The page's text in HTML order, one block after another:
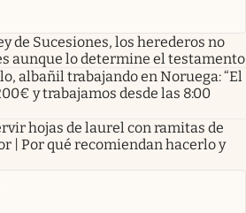
de Sucesiones, los herederos no
aunque lo determine el testamento
albañil trabajando en Noruega: “El
y trabajamos desde las 8:00
hojas de laurel con ramitas de
| Por qué recomiendan hacerlo y